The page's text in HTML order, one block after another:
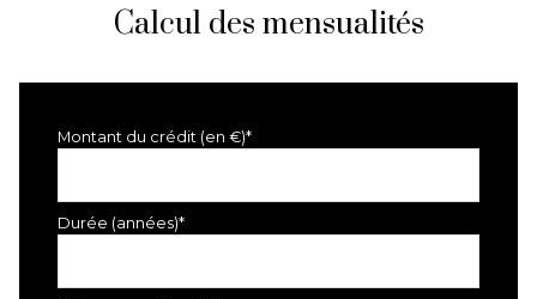
Calcul des mensualités
Montant du crédit (en €)*
Durée (années)*